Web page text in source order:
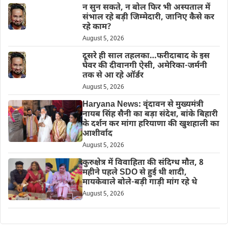
न सुन सकते, न बोल फिर भी अस्पताल में
संभाल रहे बड़ी जिम्मेदारी, जानिए कैसे कर
रहे काम?
August 5, 2026
दूसरे ही साल तहलका…फरीदाबाद के इस
घेवर की दीवानगी ऐसी, अमेरिका-जर्मनी
तक से आ रहे ऑर्डर
August 5, 2026
Haryana News: वृंदावन से मुख्यमंत्री
नायब सिंह सैनी का बड़ा संदेश, बांके बिहारी
के दर्शन कर मांगा हरियाणा की खुशहाली का
आशीर्वाद
August 5, 2026
कुरुक्षेत्र में विवाहिता की संदिग्ध मौत, 8
महीने पहले SDO से हुई थी शादी,
मायकेवाले बोले-बड़ी गाड़ी मांग रहे थे
August 5, 2026